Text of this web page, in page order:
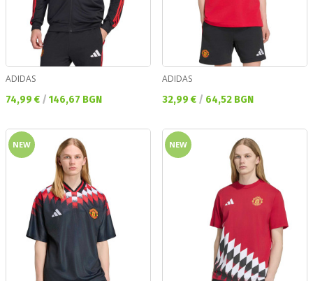
ADIDAS
Текуща цена:
74,99 € / 146,67 BGN
ADIDAS
Текуща цена:
32,99 € / 64,52 BGN
NEW NEW